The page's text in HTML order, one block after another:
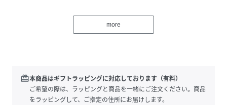
コードの先端にメタルチップを配すことで、さりげない高級
[注意]
※商品の画像はサンプルとなりますため実際の製品とは仕様
more
redeem本商品はギフトラッピングに対応しております（有料）
ご希望の際は、ラッピングと商品を一緒にご注文ください。商品
をラッピングして、ご指定の住所にお届けします。